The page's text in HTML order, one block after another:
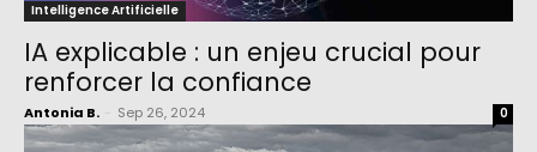
Intelligence Artificielle
IA explicable : un enjeu crucial pour
renforcer la confiance
Antonia B. Sep 26, 2024 0